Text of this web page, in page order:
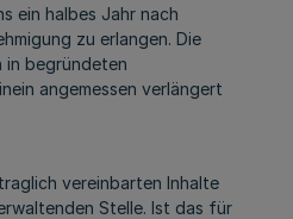
ein halbes Jahr nach
zu erlangen. Die
in begründeten
angemessen verlängert
vereinbarten Inhalte
Stelle. Ist das für